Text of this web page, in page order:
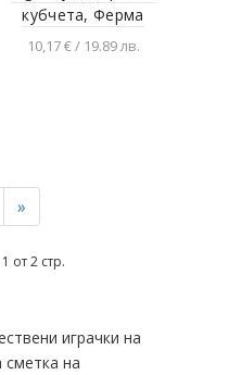
кубчета, Ферма
10,17 € / 19.89 лв.
»
от 2 стр.
играчки на
сметка на